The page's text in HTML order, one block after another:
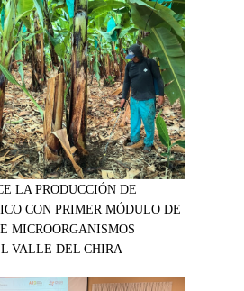
LA PRODUCCIÓN DE
CON PRIMER MÓDULO DE
MICROORGANISMOS
VALLE DEL CHIRA